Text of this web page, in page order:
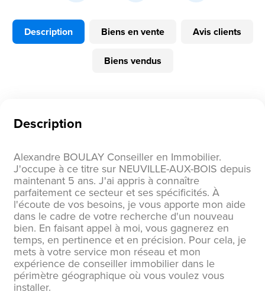
Description Biens en vente Avis clients
Biens vendus
Description
Alexandre BOULAY Conseiller en Immobilier.
J'occupe à ce titre sur NEUVILLE-AUX-BOIS depuis
maintenant 5 ans. J'ai appris à connaître
parfaitement ce secteur et ses spécificités. À
l'écoute de vos besoins, je vous apporte mon aide
dans le cadre de votre recherche d'un nouveau
bien. En faisant appel à moi, vous gagnerez en
temps, en pertinence et en précision. Pour cela, je
mets à votre service mon réseau et mon
expérience de conseiller immobilier dans le
périmètre géographique où vous voulez vous
installer.